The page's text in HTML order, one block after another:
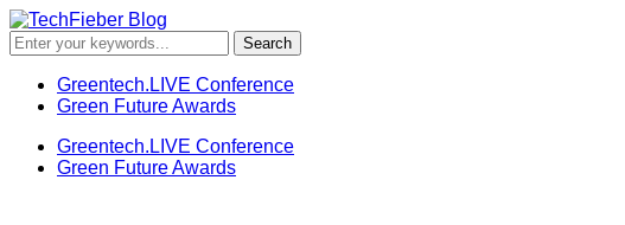
Greentech.LIVE Conference
Green Future Awards
Greentech.LIVE Conference
Green Future Awards